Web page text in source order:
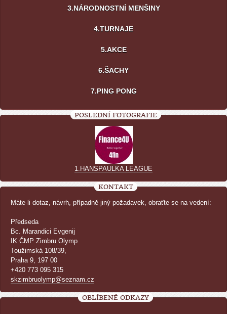
3.NÁRODNOSTNÍ MENŠINY
4.TURNAJE
5.AKCE
6.ŠACHY
7.PING PONG
POSLEDNÍ FOTOGRAFIE
1.HANSPAULKA LEAGUE
KONTAKT
Máte-li dotaz, návrh, případně jiný požadavek, obraťte se na vedení:
Předseda
Bc. Marandici Evgenij
IK ČMP Zimbru Olymp
Toužimská 108/39,
Praha 9, 197 00
+420 773 095 315
skzimbruolymp@seznam.cz
OBLÍBENÉ ODKAZY